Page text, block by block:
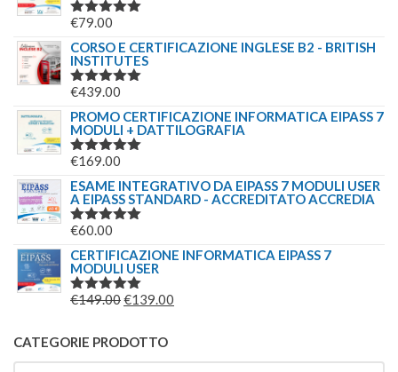
ERA:
VALUTATO
€79.00
CORSO E CERTIFICAZIONE INGLESE B2 - BRITISH
INSTITUTES
VALUTATO
€439.00
PROMO CERTIFICAZIONE INFORMATICA EIPASS 7
MODULI + DATTILOGRAFIA
VALUTATO
€169.00
ESAME INTEGRATIVO DA EIPASS 7 MODULI USER
A EIPASS STANDARD - ACCREDITATO ACCREDIA
VALUTATO
€60.00
CERTIFICAZIONE INFORMATICA EIPASS 7
MODULI USER
VALUTATO
€149.00IL
ORIGINALE
ERA:
€139.00
È:
CATEGORIE PRODOTTO